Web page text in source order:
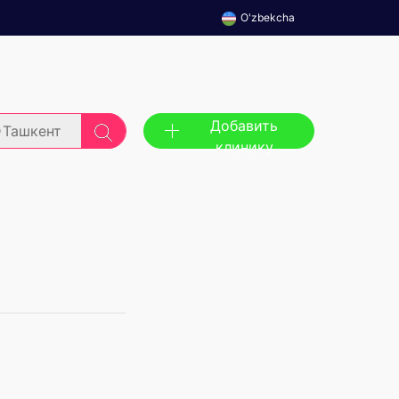
O'zbekcha
Ташкент
Добавить
клинику